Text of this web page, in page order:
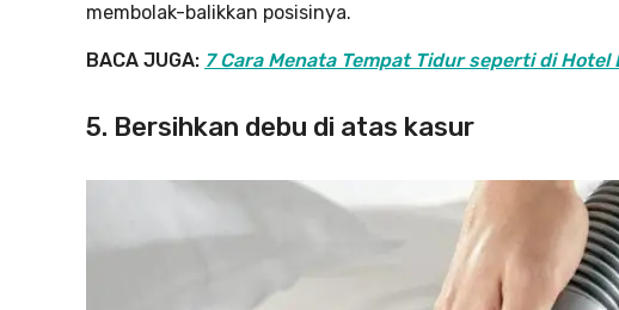
membolak-balikkan posisinya.
BACA JUGA: 7 Cara Menata Tempat Tidur seperti di
5. Bersihkan debu di atas kasur